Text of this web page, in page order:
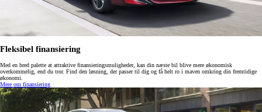
Fleksibel finansiering
Med en bred palette at attraktive finansieringsmuligheder, kan din næste bil blive mere økonomisk
overkommelig, end du tror. Find den løsning, der passer til dig og få helt ro i maven omkring din fremtidige
økonomi.
Mere om finansiering